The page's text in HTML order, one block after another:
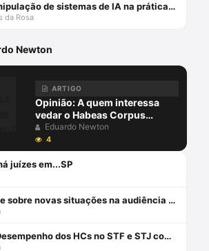
Blackbox e manipulação de sistemas de IA na prática forense
da Rosa
Newton
ARTIGO
Opinião: A quem interessa
vedar o Habeas Corpus
coletivo?
Eduardo Newton
4
juízes em...SP
Newton: Análise sobre novas situações na audiência de custódia
Melhorando o Desempenho dos HCs no STF e STJ com Eduardo Newton